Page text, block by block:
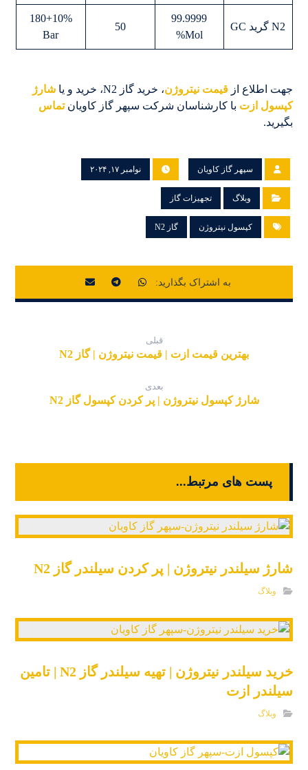
N2 گرید GC
99.9999
Mol%
50
180+10%
Bar
جهت اطلاع ازقیمت نیتروژن، خرید گاز N2، خرید و یا
شارژ
کپسول ازت با کارشناسان شرکت سپهر گاز کاویانتماس
بگیرید.
سپهر گاز کاویان نوامبر ۱۷, ۲۰۲۴
وبلاگ تجهیزات گاز
کپسول نیتروژن گاز N2
قبلی
بهترین قیمت ازت | قیمت نیتروژن | گاز N2
بعدی
شارژ کپسول نیتروژن | پر کردن کپسول گاز N2
پست های مرتبط...
شارژ سیلندر نیتروژن | پر کردن سیلندر گاز N2
وبلاگ
خرید سیلندر نیتروژن | تهیه سیلندر گاز N2 | تامین
سیلندر ازت
وبلاگ